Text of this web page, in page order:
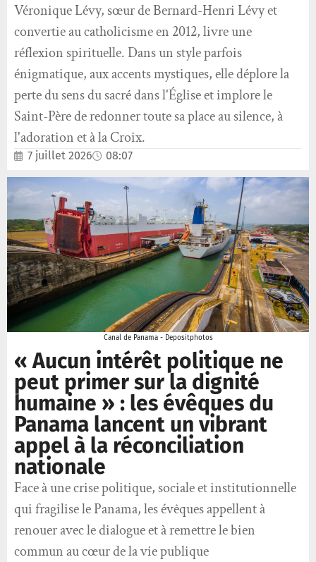
Véronique Lévy, sœur de Bernard-Henri Lévy et
convertie au catholicisme en 2012, livre une
réflexion spirituelle. Dans un style parfois
énigmatique, aux accents mystiques, elle déplore la
perte du sens du sacré dans l'Église et implore le
Saint-Père de redonner toute sa place au silence, à
l'adoration et à la Croix.
7 juillet 2026 08:07
Canal de Panama - Depositphotos
« Aucun intérêt politique ne
peut primer sur la dignité
humaine » : les évêques du
Panama lancent un vibrant
appel à la réconciliation
nationale
Face à une crise politique, sociale et institutionnelle
qui fragilise le Panama, les évêques appellent à
renouer avec le dialogue et à remettre le bien
commun au cœur de la vie publique